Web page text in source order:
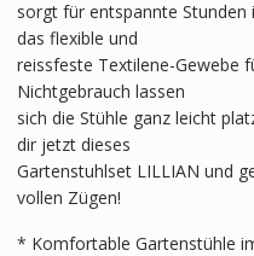
sorgt für entspannte
das flexible und
reissfeste Textilene-Gewebe
Nichtgebrauch lassen
sich die Stühle ganz leicht
dir jetzt dieses
Gartenstuhlset LILLIAN und
vollen Zügen!
* Komfortable Gartenstühle